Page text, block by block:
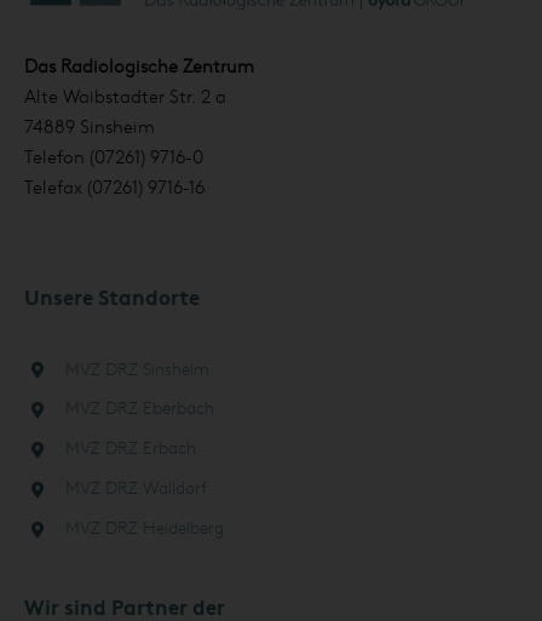
Das Radiologische Zentrum
Alte Waibstadter Str. 2 a
74889 Sinsheim
Telefon (07261) 9716-0
Telefax (07261) 9716-16
Unsere Standorte
MVZ DRZ Sinsheim
MVZ DRZ Eberbach
MVZ DRZ Erbach
MVZ DRZ Walldorf
MVZ DRZ Heidelberg
Wir sind Partner der